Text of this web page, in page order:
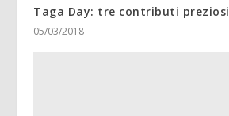
Taga Day: tre contributi preziosi
05/03/2018